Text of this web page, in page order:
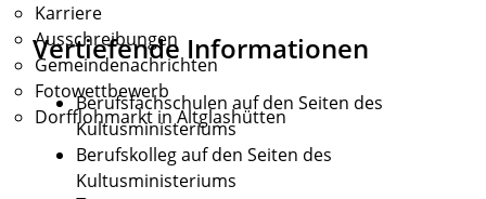
Karriere
Ausschreibungen
Gemeindenachrichten
Fotowettbewerb
Dorfflohmarkt in Altglashütten
Vertiefende Informationen
Berufsfachschulen auf den Seiten des
Kultusministeriums
Berufskolleg auf den Seiten des
Kultusministeriums